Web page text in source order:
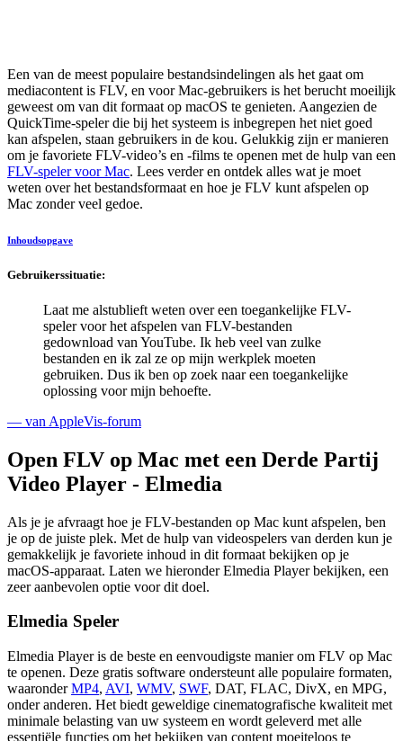
Een van de meest populaire bestandsindelingen als het gaat om
mediacontent is FLV, en voor Mac-gebruikers is het berucht moeilijk
geweest om van dit formaat op macOS te genieten. Aangezien de
QuickTime-speler die bij het systeem is inbegrepen het niet goed
kan afspelen, staan gebruikers in de kou. Gelukkig zijn er manieren
om je favoriete FLV-video’s en -films te openen met de hulp van een
FLV-speler voor Mac. Lees verder en ontdek alles wat je moet
weten over het bestandsformaat en hoe je FLV kunt afspelen op
Mac zonder veel gedoe.
Inhoudsopgave
Gebruikerssituatie:
Laat me alstublieft weten over een toegankelijke FLV-
speler voor het afspelen van FLV-bestanden
gedownload van YouTube. Ik heb veel van zulke
bestanden en ik zal ze op mijn werkplek moeten
gebruiken. Dus ik ben op zoek naar een toegankelijke
oplossing voor mijn behoefte.
— van AppleVis-forum
Open FLV op Mac met een Derde Partij
Video Player - Elmedia
Als je je afvraagt hoe je FLV-bestanden op Mac kunt afspelen, ben
je op de juiste plek. Met de hulp van videospelers van derden kun je
gemakkelijk je favoriete inhoud in dit formaat bekijken op je
macOS-apparaat. Laten we hieronder Elmedia Player bekijken, een
zeer aanbevolen optie voor dit doel.
Elmedia Speler
Elmedia Player is de beste en eenvoudigste manier om FLV op Mac
te openen. Deze gratis software ondersteunt alle populaire formaten,
waaronderMP4, AVI, WMV, SWF, DAT, FLAC, DivX, en MPG,
onder anderen. Het biedt geweldige cinematografische kwaliteit met
minimale belasting van uw systeem en wordt geleverd met alle
essentiële functies om het bekijken van content moeiteloos te